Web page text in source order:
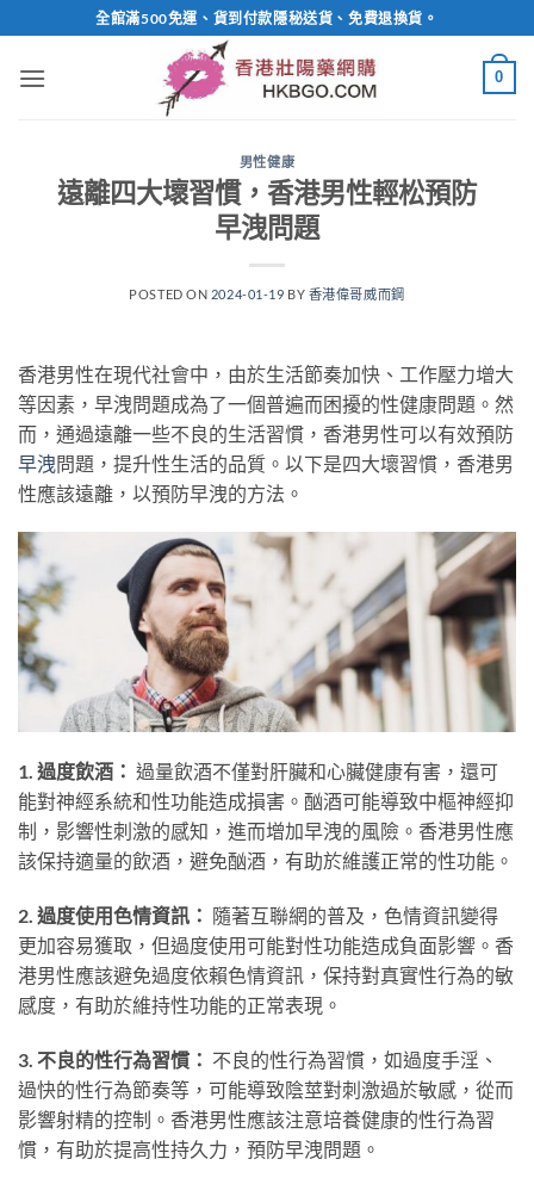
to
content
全館滿500免運、貨到付款隱秘送貨、免費退換貨。
0
男性健康
遠離四大壞習慣，香港男性輕松預防
早洩問題
POSTED ON 2024-01-19 BY 香港偉哥威而鋼
香港男性在現代社會中，由於生活節奏加快、工作壓力增大
等因素，早洩問題成為了一個普遍而困擾的性健康問題。然
而，通過遠離一些不良的生活習慣，香港男性可以有效預防
早洩問題，提升性生活的品質。以下是四大壞習慣，香港男
性應該遠離，以預防早洩的方法。
1. 過度飲酒： 過量飲酒不僅對肝臟和心臟健康有害，還可
能對神經系統和性功能造成損害。酗酒可能導致中樞神經抑
制，影響性刺激的感知，進而增加早洩的風險。香港男性應
該保持適量的飲酒，避免酗酒，有助於維護正常的性功能。
2. 過度使用色情資訊： 隨著互聯網的普及，色情資訊變得
更加容易獲取，但過度使用可能對性功能造成負面影響。香
港男性應該避免過度依賴色情資訊，保持對真實性行為的敏
感度，有助於維持性功能的正常表現。
3. 不良的性行為習慣： 不良的性行為習慣，如過度手淫、
過快的性行為節奏等，可能導致陰莖對刺激過於敏感，從而
影響射精的控制。香港男性應該注意培養健康的性行為習
慣，有助於提高性持久力，預防早洩問題。